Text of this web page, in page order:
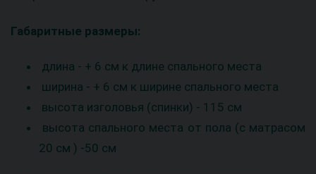
Габаритные размеры:
длина - + 6 см к длине спального места
ширина - + 6 см к ширине спального места
высота изголовья (спинки) - 115 см
высота спального места от пола (с матрасом
20 см ) -50 см